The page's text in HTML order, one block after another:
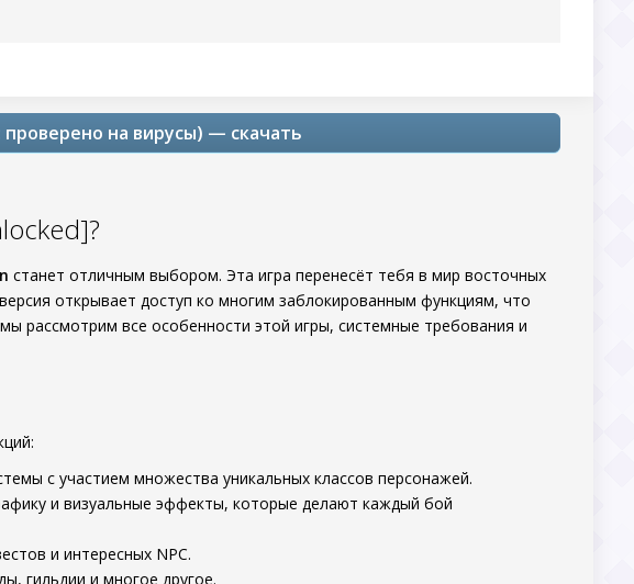
на вирусы) — скачать
станет отличным выбором. Эта игра перенесёт тебя в мир восточных
открывает доступ ко многим заблокированным функциям, что
рассмотрим все особенности этой игры, системные требования и
с участием множества уникальных классов персонажей.
и визуальные эффекты, которые делают каждый бой
и интересных NPC.
гильдии и многое другое.